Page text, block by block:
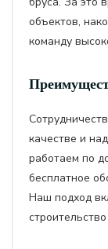
объектов,
команду
качестве и
работаем по
бесплатное
Наш подход